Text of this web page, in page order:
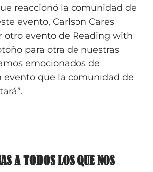
reaccionó la comunidad de
evento, Carlson Cares
otro evento de Reading with
para otra de nuestras
emocionados de
evento que la comunidad de
A TODOS LOS QUE NOS